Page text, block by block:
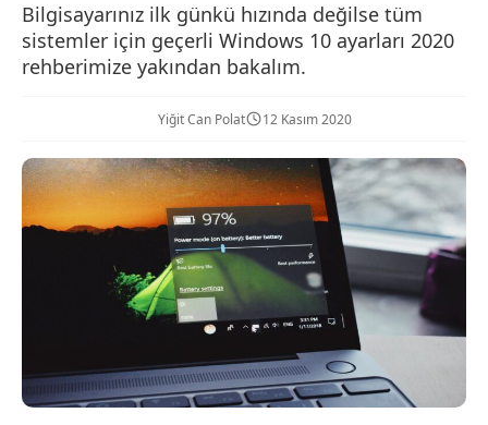
Bilgisayarınız ilk günkü hızında değilse tüm
sistemler için geçerli Windows 10 ayarları 2020
rehberimize yakından bakalım.
Yiğit Can Polat 12 Kasım 2020